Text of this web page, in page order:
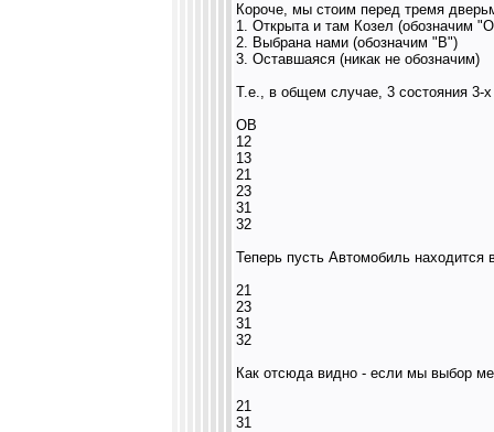
Короче, мы стоим перед тремя
1. Открыта и там Козел (обозначим
2. Выбрана нами (обозначим "В")
3. Оставшаяся (никак не обозначим)
Т.е., в общем случае, 3 состояния 3-
ОВ
12
13
21
23
31
32
Теперь пусть Автомобиль
21
23
31
32
Как отсюда видно - если мы выбор
21
31